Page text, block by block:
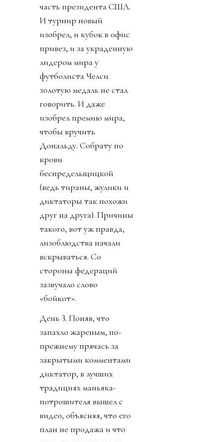
подозревавший обо всем
этом футбольный мир
взорвался. УЕФА первой
созвала экстренное
совещание федераций.
Попутно выпустив
заявление, что ФИФА
перешла все линии.
Следом собрание
объявила КОНКАКАФ.
Конгресс США вызвал
Инфантино на разговор
по поводу связей с
трампистами. Напомню,
президент ФИФА уже
два года изо всей
шершавости языка
полирует филейную
часть президента США.
И турнир новый
изобрел, и кубок в офис
привез, и за украденную
лидером мира у